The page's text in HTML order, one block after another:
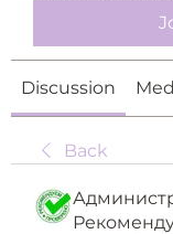
Discussion
Back